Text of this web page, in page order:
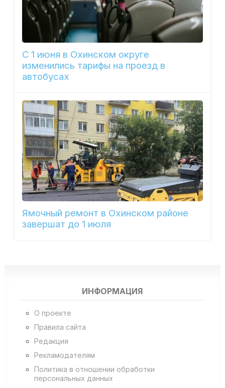
С 1 июня в Охинском округе
изменились тарифы на проезд в
автобусах
Ямочный ремонт в Охинском районе
завершат до 1 июля
ИНФОРМАЦИЯ
О проекте
Правила сайта
Редакция
Рекламодателям
Политика в отношении обработки
персональных данных